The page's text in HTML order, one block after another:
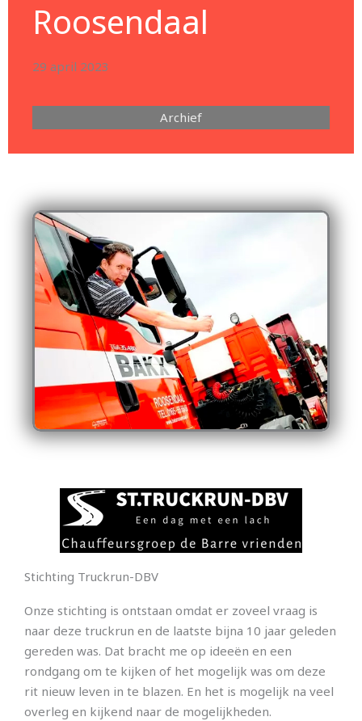
Roosendaal
29 april 2023
Archief
Stichting Truckrun-DBV
Onze stichting is ontstaan omdat er zoveel vraag is
naar deze truckrun en de laatste bijna 10 jaar geleden
gereden was. Dat bracht me op ideeën en een
rondgang om te kijken of het mogelijk was om deze
rit nieuw leven in te blazen. En het is mogelijk na veel
overleg en kijkend naar de mogelijkheden.